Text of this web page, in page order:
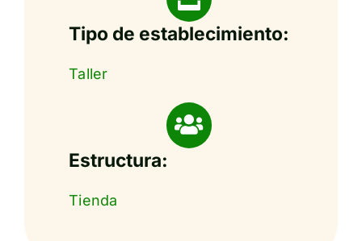
Tipo de establecimiento:
Taller
Estructura:
Tienda